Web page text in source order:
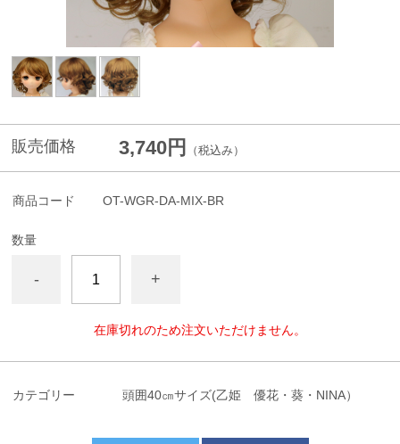
販売価格 3,740円 （税込み）
商品コード OT-WGR-DA-MIX-BR
数量
- +
在庫切れのため注文いただけません。
カテゴリー 頭囲40㎝サイズ(乙姫 優花・葵・NINA）